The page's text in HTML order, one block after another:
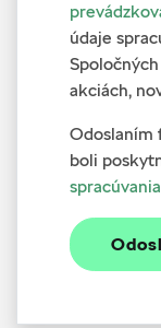
údaje
akciách,
Odoslaním
boli